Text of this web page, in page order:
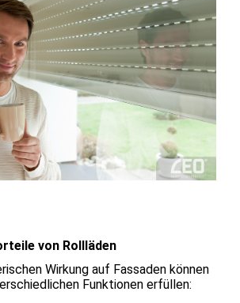
von Rollläden
Wirkung auf Fassaden können
Funktionen erfüllen: